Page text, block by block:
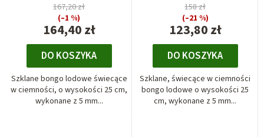
164,40 zł
167,20 zł
(–1 %)
DO KOSZYKA
Szklane bongo lodowe świecące
w ciemności, o wysokości 25 cm,
wykonane z 5 mm...
123,80 zł
158 zł
(–21 %)
DO KOSZYKA
Szklane, świecące w ciemności
bongo lodowe o wysokości 25
cm, wykonane z 5 mm...